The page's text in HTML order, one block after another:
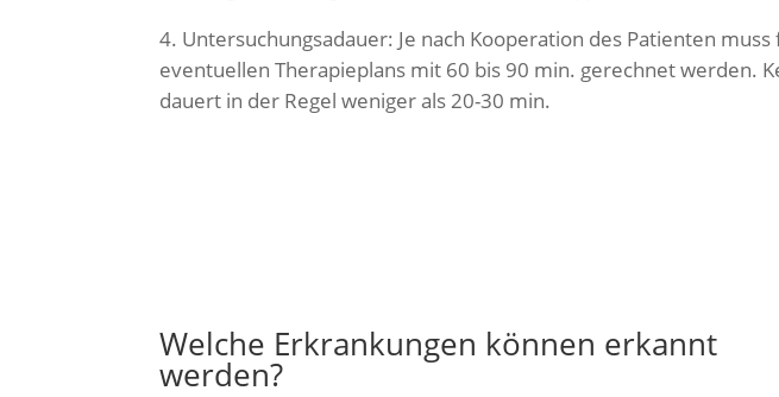
Untersuchungsadauer: Je nach Kooperation des Patienten
eventuellen Therapieplans mit 60 bis 90 min. gerechnet werden.
dauert in der Regel weniger als 20-30 min.
Welche Erkrankungen können erkannt
werden?